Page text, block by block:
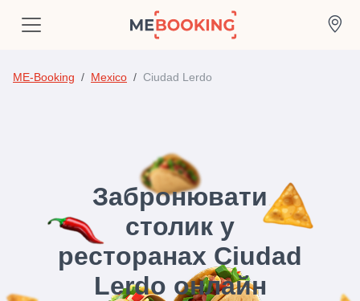
ME-Booking Mexico Ciudad Lerdo
Забронювати
столик у
ресторанах Ciudad
Lerdo онлайн